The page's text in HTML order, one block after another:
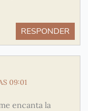
RESPONDER
09:01
encanta la